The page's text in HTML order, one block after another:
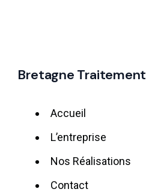
Bretagne Traitement
Accueil
L’entreprise
Nos Réalisations
Contact